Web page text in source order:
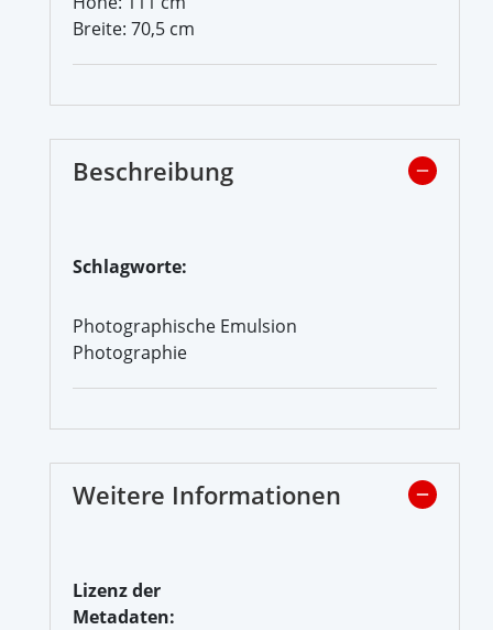
Breite: 70,5 cm
Beschreibung
Schlagworte:
Photographische Emulsion
Photographie
Weitere Informationen
Lizenz der
Metadaten: